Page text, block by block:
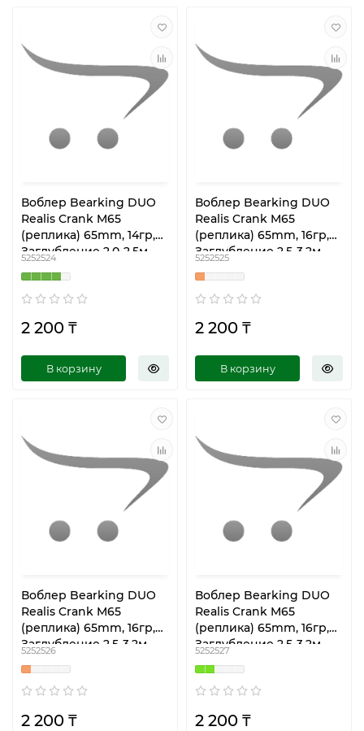
Воблер Bearking DUO
Realis Crank M65
(реплика) 65mm, 14гр,
Заглубление 2.0-2.5м,
Плавающий 8A- M
5252524
2 200 ₸
В корзину
Воблер Bearking DUO
Realis Crank M65
(реплика) 65mm, 16гр,
Заглубление 2.5-3.2м,
Плавающий C60- B
5252525
2 200 ₸
В корзину
Воблер Bearking DUO
Realis Crank M65
(реплика) 65mm, 16гр,
Заглубление 2.5-3.2м,
Плавающий C60- C
5252526
2 200 ₸
Воблер Bearking DUO
Realis Crank M65
(реплика) 65mm, 16гр,
Заглубление 2.5-3.2м,
Плавающий C60- D
5252527
2 200 ₸